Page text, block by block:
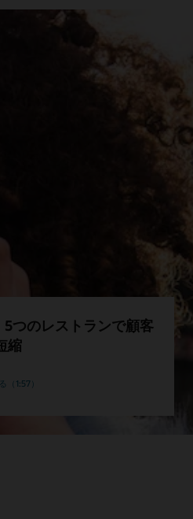
つのレストランで顧客
縮
1:57）